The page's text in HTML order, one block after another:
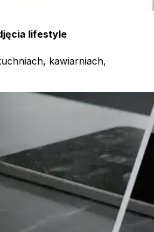
lifestyle
kawiarniach,